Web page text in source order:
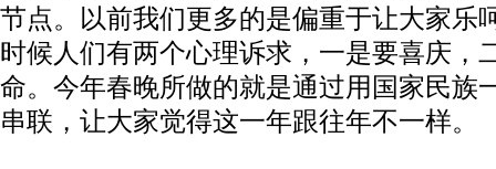
节点。以前我们更多的是偏重于让大家乐
时候人们有两个心理诉求，一是要喜庆，
命。今年春晚所做的就是通过用国家民族
串联，让大家觉得这一年跟往年不一样。